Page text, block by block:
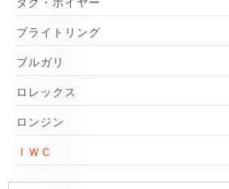
タグ・ホイヤー
ブライトリング
ブルガリ
ロレックス
ロンジン
ＩＷＣ